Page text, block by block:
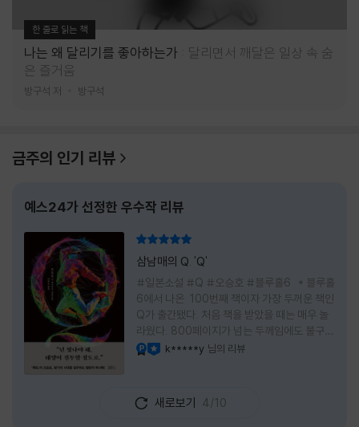
한 줄로 읽는 책
나는 왜 달리기를 좋아하는가
달리면서 깨달은 일상 속 숨
은 즐거움
방구석 저 방구석
금주의 인기 리뷰
예스24가 선정한 우수작 리뷰
삼남매의 Q. 'Q'
#일본소설 #Q #오승호 #블루홀6 * 블루홀
6에서 나온 100번째 책이자 가장 두꺼운 책인
Q가 출간됐다. 처음 책을 받았을 때는 매우 놀
라웠다. 800페이지가 넘는 두께임에도 불구하
고 생각보다 책이 가벼웠다. 여기에 측면을 영
제목이 Q란다. 처음 제목을 봤을 때 나는 질문
을 의미하는 Question을 떠올렸다. 하지만 이
k*****y 님의 리뷰
새로보기 4/10